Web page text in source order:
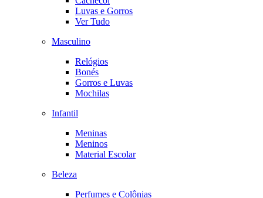
Luvas e Gorros
Ver Tudo
Masculino
Relógios
Bonés
Gorros e Luvas
Mochilas
Infantil
Meninas
Meninos
Material Escolar
Beleza
Perfumes e Colônias